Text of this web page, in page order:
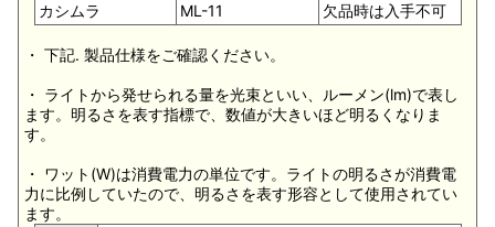
カシムラ
ML-11 欠品時は入手不可
・ 下記. 製品仕様をご確認ください。
・ ライトから発せられる量を光束といい、ルーメン(lm)で表し
ます。明るさを表す指標で、数値が大きいほど明るくなりま
す。
・ ワット(W)は消費電力の単位です。ライトの明るさが消費電
力に比例していたので、明るさを表す形容として使用されてい
ます。